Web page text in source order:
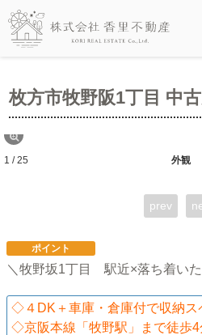
枚方市牧野阪1丁目 中
外観
1 / 25
prev
ポイント
＼牧野坂1丁目 駅近×落ち着い
◇４DK＋車庫・倉庫付で収納ス
◇京阪本線「牧野駅」まで徒歩4